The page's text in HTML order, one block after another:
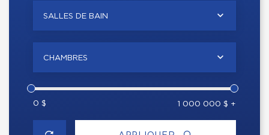
SALLES DE BAIN
CHAMBRES
0 $ 1 000 000 $ +